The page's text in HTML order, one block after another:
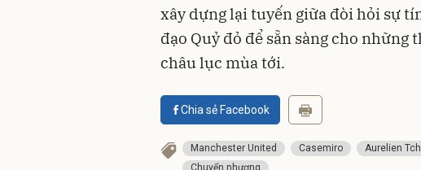
xây dựng lại tuyến giữa đòi hỏi sự
đạo Quỷ đỏ để sẵn sàng cho
châu lục mùa tới.
Chia sẻ Facebook
Manchester United Casemiro Aurelien
Chuyển nhượng